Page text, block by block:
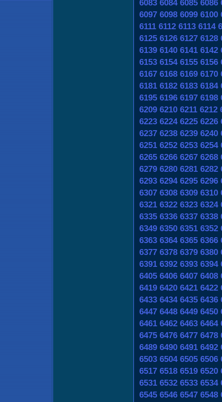
6083 6084 6085 6086
6097 6098 6099 6100
6111 6112 6113 6114
6125 6126 6127 6128
6139 6140 6141 6142
6153 6154 6155 6156
6167 6168 6169 6170
6181 6182 6183 6184
6195 6196 6197 6198
6209 6210 6211 6212
6223 6224 6225 6226
6237 6238 6239 6240
6251 6252 6253 6254
6265 6266 6267 6268
6279 6280 6281 6282
6293 6294 6295 6296
6307 6308 6309 6310
6321 6322 6323 6324
6335 6336 6337 6338
6349 6350 6351 6352
6363 6364 6365 6366
6377 6378 6379 6380
6391 6392 6393 6394
6405 6406 6407 6408
6419 6420 6421 6422
6433 6434 6435 6436
6447 6448 6449 6450
6461 6462 6463 6464
6475 6476 6477 6478
6489 6490 6491 6492
6503 6504 6505 6506
6517 6518 6519 6520
6531 6532 6533 6534
6545 6546 6547 6548